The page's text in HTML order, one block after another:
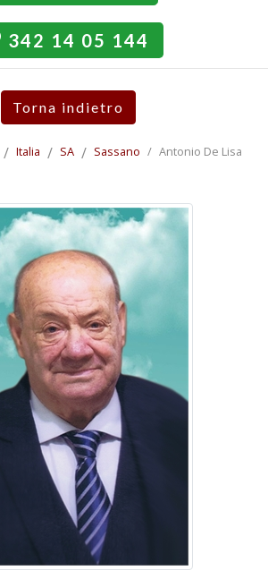
342 14 05 144
Torna indietro
Italia SA Sassano Antonio De Lisa